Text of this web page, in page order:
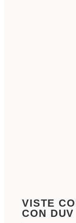
VISTE
CON DUV